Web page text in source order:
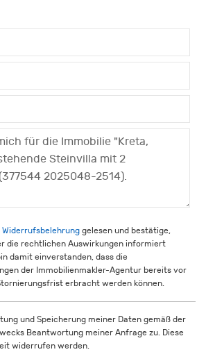
Widerrufsbelehrung gelesen und bestätige,
die rechtlichen Auswirkungen informiert
damit einverstanden, dass die
der Immobilienmakler-Agentur bereits vor
erbracht werden können.
und Speicherung meiner Daten gemäß der
Beantwortung meiner Anfrage zu. Diese
widerrufen werden.